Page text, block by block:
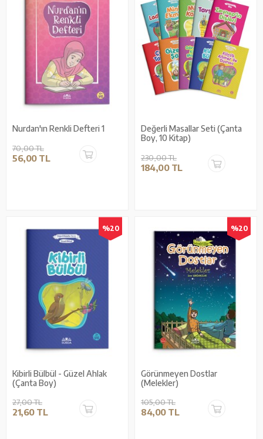
Nurdan'ın Renkli Defteri 1
70,00 TL
56,00 TL
Değerli Masallar Seti (Çanta
Boy, 10 Kitap)
230,00 TL
184,00 TL
%20
Kibirli Bülbül - Güzel Ahlak
(Çanta Boy)
27,00 TL
21,60 TL
%20
Görünmeyen Dostlar
(Melekler)
105,00 TL
84,00 TL